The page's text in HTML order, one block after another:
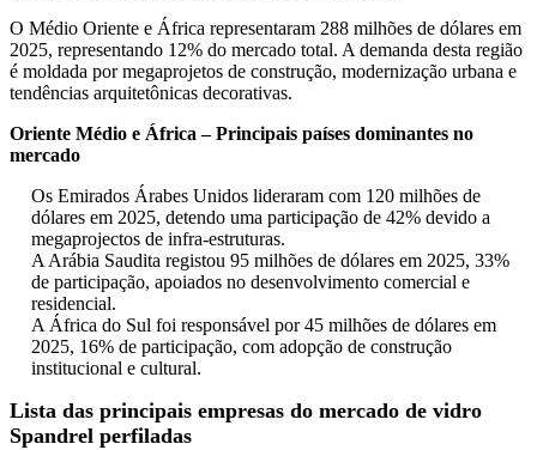
O Médio Oriente e África representaram 288 milhões de dólares em
2025, representando 12% do mercado total. A demanda desta região
é moldada por megaprojetos de construção, modernização urbana e
tendências arquitetônicas decorativas.
Oriente Médio e África – Principais países dominantes no
mercado
Os Emirados Árabes Unidos lideraram com 120 milhões de
dólares em 2025, detendo uma participação de 42% devido a
megaprojectos de infra-estruturas.
A Arábia Saudita registou 95 milhões de dólares em 2025, 33%
de participação, apoiados no desenvolvimento comercial e
residencial.
A África do Sul foi responsável por 45 milhões de dólares em
2025, 16% de participação, com adopção de construção
institucional e cultural.
Lista das principais empresas do mercado de vidro
Spandrel perfiladas